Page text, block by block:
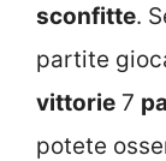
sconfitte.
partite
vittorie 7
potete